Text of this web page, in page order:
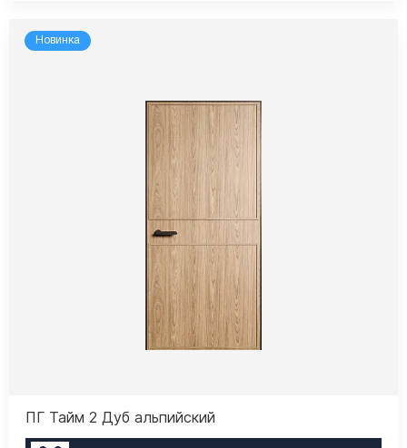
Новинка
ПГ Тайм 2 Дуб альпийский